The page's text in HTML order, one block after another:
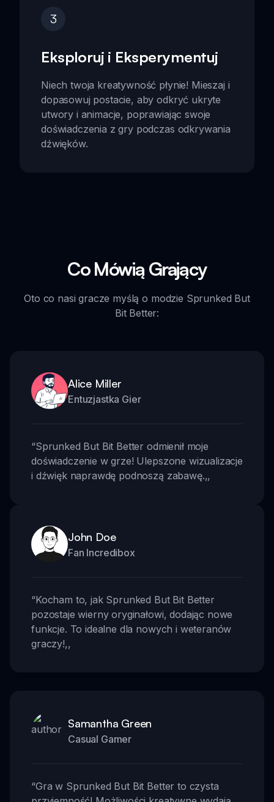
3
Eksploruj i Eksperymentuj
Niech twoja kreatywność płynie! Mieszaj i
dopasowuj postacie, aby odkryć ukryte
utwory i animacje, poprawiając swoje
doświadczenia z gry podczas odkrywania
dźwięków.
Co Mówią Grający
Oto co nasi gracze myślą o modzie Sprunked But
Bit Better:
Alice Miller
Entuzjastka Gier
“Sprunked But Bit Better odmienił moje
doświadczenie w grze! Ulepszone wizualizacje
i dźwięk naprawdę podnoszą zabawę.,,
John Doe
Fan Incredibox
“Kocham to, jak Sprunked But Bit Better
pozostaje wierny oryginałowi, dodając nowe
funkcje. To idealne dla nowych i weteranów
graczy!,,
Samantha Green
Casual Gamer
“Gra w Sprunked But Bit Better to czysta